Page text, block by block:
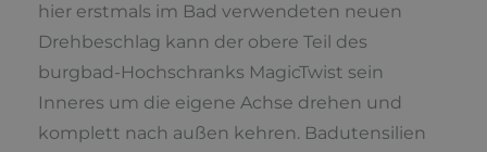
hier erstmals im Bad verwendeten neuen
Drehbeschlag kann der obere Teil des
burgbad-Hochschranks MagicTwist sein
Inneres um die eigene Achse drehen und
komplett nach außen kehren. Badutensilien